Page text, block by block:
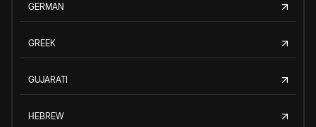
GERMAN
GREEK
GUJARATI
HEBREW